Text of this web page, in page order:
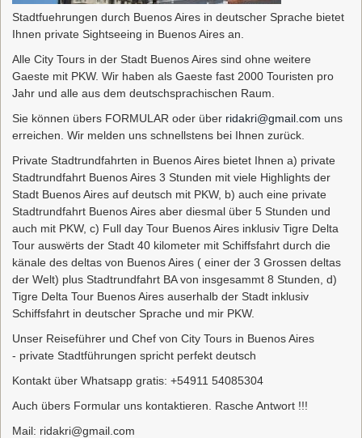
Stadtfuehrungen durch Buenos Aires in deutscher Sprache bietet
Ihnen private Sightseeing in Buenos Aires an.
Alle City Tours in der Stadt Buenos Aires sind ohne weitere
Gaeste mit PKW. Wir haben als Gaeste fast 2000 Touristen pro
Jahr und alle aus dem deutschsprachischen Raum.
Sie können übers FORMULAR oder über ridakri@gmail.com uns
erreichen. Wir melden uns schnellstens bei Ihnen zurück.
Private Stadtrundfahrten in Buenos Aires bietet Ihnen a) private
Stadtrundfahrt Buenos Aires 3 Stunden mit viele Highlights der
Stadt Buenos Aires auf deutsch mit PKW, b) auch eine private
Stadtrundfahrt Buenos Aires aber diesmal über 5 Stunden und
auch mit PKW, c) Full day Tour Buenos Aires inklusiv Tigre Delta
Tour auswërts der Stadt 40 kilometer mit Schiffsfahrt durch die
känale des deltas von Buenos Aires ( einer der 3 Grossen deltas
der Welt) plus Stadtrundfahrt BA von insgesammt 8 Stunden, d)
Tigre Delta Tour Buenos Aires auserhalb der Stadt inklusiv
Schiffsfahrt in deutscher Sprache und mir PKW.
Unser Reiseführer und Chef von City Tours in Buenos Aires
- private Stadtführungen spricht perfekt deutsch
Kontakt über Whatsapp gratis: +54911 54085304
Auch übers Formular uns kontaktieren. Rasche Antwort !!!
Mail: ridakri@gmail.com